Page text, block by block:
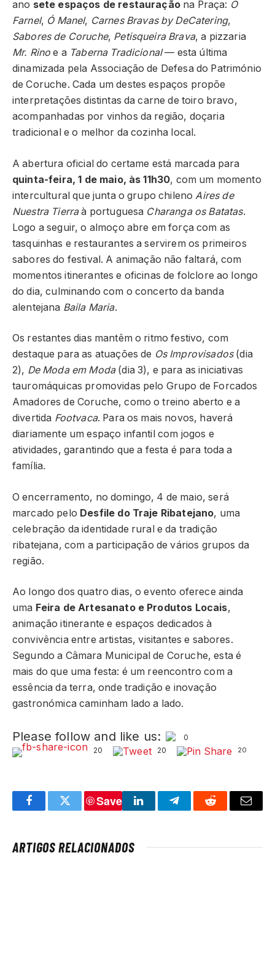
ano sete espaços de restauraçãona Praça: O
Farnel, Ó Manel, Carnes Bravas by DeCatering,
Sabores de Coruche, Petisqueira Brava, a pizzaria
Mr. Rino e a Taberna Tradicional— esta última
dinamizada pela Associação de Defesa do Património
de Coruche. Cada um destes espaços propõe
interpretações distintas da carne de toiro bravo,
acompanhadas por vinhos da região, doçaria
tradicional e o melhor da cozinha local.
A abertura oficial do certame está marcada para
quinta-feira, 1 de maio, às 11h30, com um momento
intercultural que junta o grupo chileno Aires de
Nuestra Tierraà portuguesa Charanga os Batatas.
Logo a seguir, o almoço abre em força com as
tasquinhas e restaurantes a servirem os primeiros
sabores do festival. A animação não faltará, com
momentos itinerantes e oficinas de folclore ao longo
do dia, culminando com o concerto da banda
alentejana Baila Maria.
Os restantes dias mantêm o ritmo festivo, com
destaque para as atuações de Os Improvisados(dia
2), De Moda em Moda(dia 3), e para as iniciativas
tauromáquicas promovidas pelo Grupo de Forcados
Amadores de Coruche, como o treino aberto e a
divertida Footvaca. Para os mais novos, haverá
diariamente um espaço infantil com jogos e
atividades, garantindo que a festa é para toda a
família.
O encerramento, no domingo, 4 de maio, será
marcado pelo Desfile do Traje Ribatejano, uma
celebração da identidade rural e da tradição
ribatejana, com a participação de vários grupos da
região.
Ao longo dos quatro dias, o evento oferece ainda
uma Feira de Artesanato e Produtos Locais,
animação itinerante e espaços dedicados à
convivência entre artistas, visitantes e sabores.
Segundo a Câmara Municipal de Coruche, esta é
mais do que uma festa: é um reencontro com a
essência da terra, onde tradição e inovação
gastronómica caminham lado a lado.
Please follow and like us:
0
20
20 20
FacebookTwitter
Save
LinkedInTelegramReddit Email
ARTIGOS RELACIONADOS